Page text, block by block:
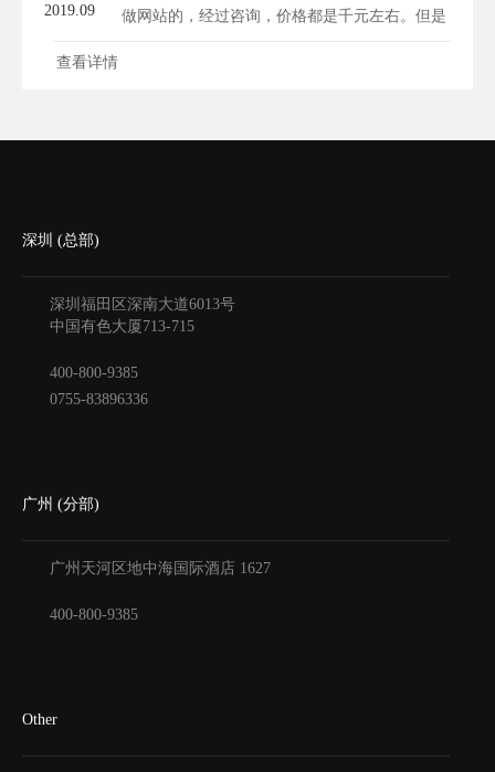
2019.09
做网站的，经过咨询，价格都是千元左右。但是
咨...
查看详情
深圳 (总部)
深圳福田区深南大道6013号
中国有色大厦713-715
400-800-9385
0755-83896336
广州 (分部)
广州天河区地中海国际酒店 1627
400-800-9385
Other